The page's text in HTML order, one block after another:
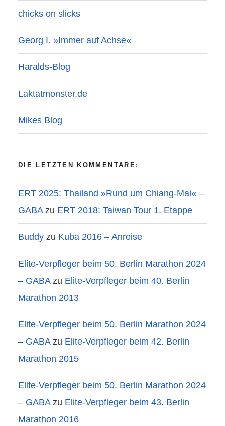
chicks on slicks
Georg I. »Immer auf Achse«
Haralds-Blog
Laktatmonster.de
Mikes Blog
DIE LETZTEN KOMMENTARE:
ERT 2025: Thailand »Rund um Chiang-Mai« –
GABAzu ERT 2018: Taiwan Tour 1. Etappe
Buddy zu Kuba 2016 – Anreise
Elite-Verpfleger beim 50. Berlin Marathon 2024
– GABAzu Elite-Verpfleger beim 40. Berlin
Marathon 2013
Elite-Verpfleger beim 50. Berlin Marathon 2024
– GABAzu Elite-Verpfleger beim 42. Berlin
Marathon 2015
Elite-Verpfleger beim 50. Berlin Marathon 2024
– GABAzu Elite-Verpfleger beim 43. Berlin
Marathon 2016